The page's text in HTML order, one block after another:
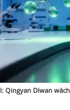
Qingyan Diwan